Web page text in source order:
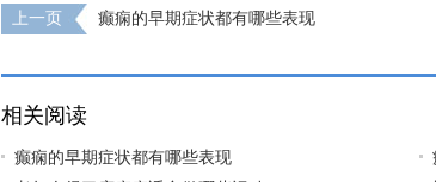
上一页 癫痫的早期症状都有哪些表现
相关阅读
癫痫的早期症状都有哪些表现